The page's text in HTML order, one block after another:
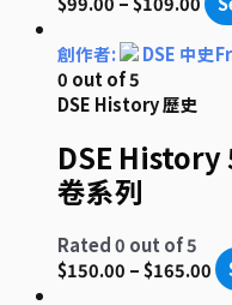
創作者:
DSE 中史
0 out of 5
DSE History 歷史
DSE
卷系列
Rated0 out of 5
$150.00 –$165.00